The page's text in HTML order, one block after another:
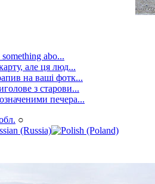
abo...
але ця люд...
на ваші фотк...
з старови...
печера...
○